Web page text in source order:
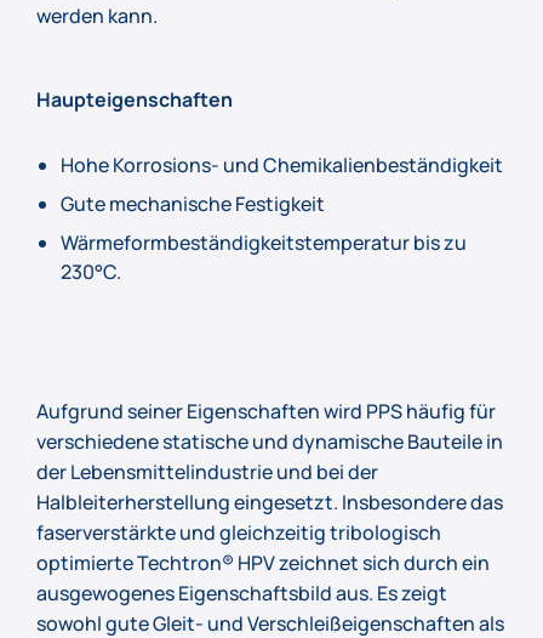
werden kann.
Haupteigenschaften
Hohe Korrosions- und Chemikalienbeständigkeit
Gute mechanische Festigkeit
Wärmeformbeständigkeitstemperatur bis zu
230°C.
Aufgrund seiner Eigenschaften wird PPS häufig für
verschiedene statische und dynamische Bauteile in
der Lebensmittelindustrie und bei der
Halbleiterherstellung eingesetzt. Insbesondere das
faserverstärkte und gleichzeitig tribologisch
optimierte Techtron® HPV zeichnet sich durch ein
ausgewogenes Eigenschaftsbild aus. Es zeigt
sowohl gute Gleit- und Verschleißeigenschaften als